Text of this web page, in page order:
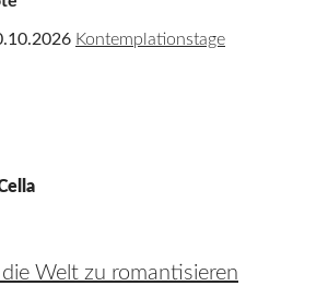
Kontemplationstage
die Welt zu romantisieren